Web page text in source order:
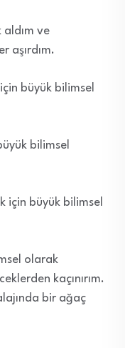
aldım ve
aşırdım.
büyük bilimsel
bilimsel
için büyük bilimsel
olarak
kaçınırım.
bir ağaç